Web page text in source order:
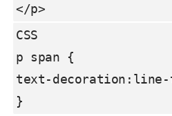
</p>
CSS
p span {
text-decoration:line-
}